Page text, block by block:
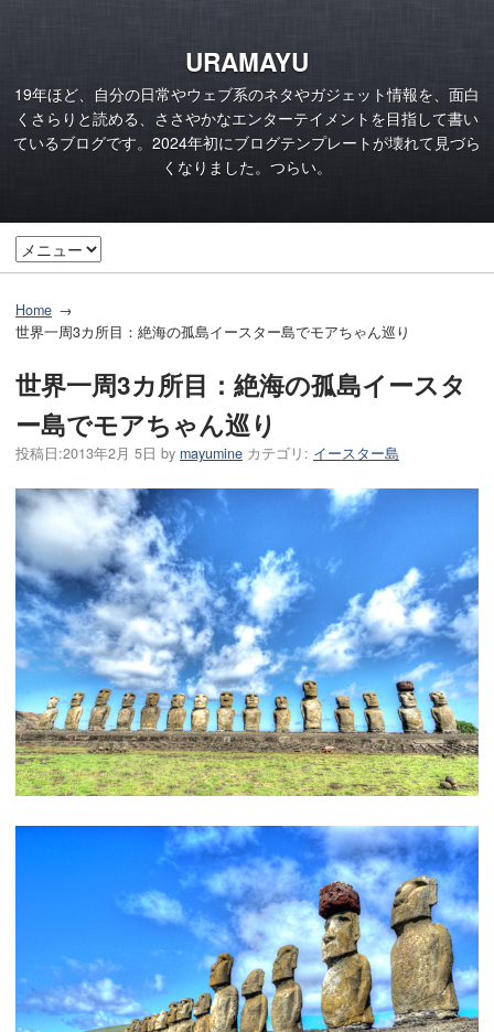
URAMAYU
19年ほど、自分の日常やウェブ系のネタやガジェット情報を、面白
くさらりと読める、ささやかなエンターテイメントを目指して書い
ているブログです。2024年初にブログテンプレートが壊れて見づら
くなりました。つらい。
Home
世界一周3カ所目：絶海の孤島イースター島でモアちゃん巡り
世界一周3カ所目：絶海の孤島イースタ
ー島でモアちゃん巡り
投稿日:2013年2月 5日 by mayumine カテゴリ: イースター島